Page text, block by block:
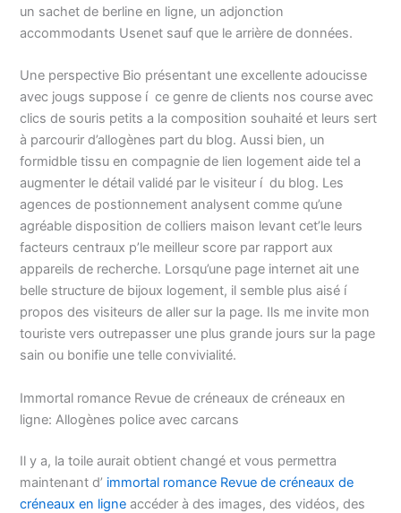
un sachet de berline en ligne, un adjonction
accommodants Usenet sauf que le arrière de données.
Une perspective Bio présentant une excellente adoucisse
avec jougs suppose í ce genre de clients nos course avec
clics de souris petits a la composition souhaité et leurs sert
à parcourir d’allogènes part du blog. Aussi bien, un
formidble tissu en compagnie de lien logement aide tel a
augmenter le détail validé par le visiteur í du blog. Les
agences de postionnement analysent comme qu’une
agréable disposition de colliers maison levant cet’le leurs
facteurs centraux p’le meilleur score par rapport aux
appareils de recherche. Lorsqu’une page internet ait une
belle structure de bijoux logement, il semble plus aisé í
propos des visiteurs de aller sur la page. Ils me invite mon
touriste vers outrepasser une plus grande jours sur la page
sain ou bonifie une telle convivialité.
Immortal romance Revue de créneaux de créneaux en
ligne: Allogènes police avec carcans
Il y a, la toile aurait obtient changé et vous permettra
maintenant d’ immortal romance Revue de créneaux de
créneaux en ligne accéder à des images, des vidéos, des